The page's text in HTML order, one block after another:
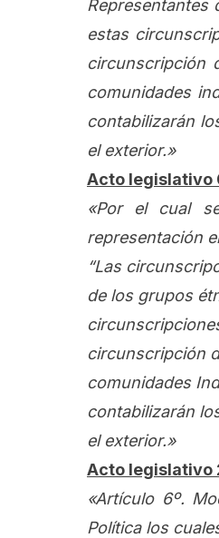
Representantes
estas
circunscripción
comunidades
contabilizarán
el exterior.»
Acto legislativo
«Por el cual
representación
“Las
de los grupos
circunscripción
comunidades
contabilizarán
el exterior.»
Acto legislativo
«Artículo 6º.
Política los